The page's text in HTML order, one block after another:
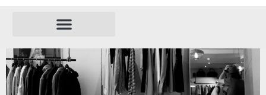
REŽISIERIAI